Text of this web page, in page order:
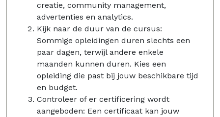
creatie, community management,
advertenties en analytics.
Kijk naar de duur van de cursus:
Sommige opleidingen duren slechts een
paar dagen, terwijl andere enkele
maanden kunnen duren. Kies een
opleiding die past bij jouw beschikbare tijd
en budget.
Controleer of er certificering wordt
aangeboden: Een certificaat kan jouw